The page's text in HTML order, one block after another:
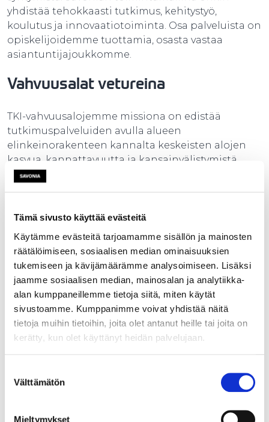
Tämä sivusto käyttää evästeitä
Käytämme evästeitä tarjoamamme sisällön ja mainosten
räätälöimiseen, sosiaalisen median ominaisuuksien
tukemiseen ja kävijämäärämme analysoimiseen. Lisäksi
jaamme sosiaalisen median, mainosalan ja analytiikka-
alan kumppaneillemme tietoja siitä, miten käytät
sivustoamme. Kumppanimme voivat yhdistää näitä
tietoja muihin tietoihin, joita olet antanut heille tai joita on
kerätty, kun olet käyttänyt heidän palvelujaan.
valinta
Välttämätön
Mieltymykset
yhdistää tehokkaasti tutkimus, kehitystyö,
koulutus ja innovaatiotoiminta. Osa palveluista on
opiskelijoidemme tuottamia, osasta vastaa
asiantuntijajoukkomme.
Vahvuusalat vetureina
TKI-vahvuusalojemme missiona on edistää
tutkimuspalveluiden avulla alueen
elinkeinorakenteen kannalta keskeisten alojen
kasvua, kannattavuutta ja kansainvälistymistä.
Vahvuusalojen ulkopuolella tehdään
kehittämiseen liittyvää TKI-toimintaa kaikilla
Tuotamme ratkaisuja kestävyyshaasteisiin,
edistämme kestävää kehitystä ja varaudumme
ilmastonmuutoksen sekä luontokadon
vaikutuksiin. TKI-vahvuusalat kehittävät yritysten
kanssa eri toimialoille kiertotalouden
liiketoimintamalleja, joilla yritysten on
mahdollisuus kehittää nykyistä liiketoimintaansa,
TKI- hankkeet